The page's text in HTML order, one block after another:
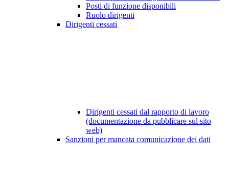
Posti di funzione disponibili
Ruolo dirigenti
Dirigenti cessati
Dirigenti cessati dal rapporto di lavoro
(documentazione da pubblicare sul sito
web)
Sanzioni per mancata comunicazione dei dati